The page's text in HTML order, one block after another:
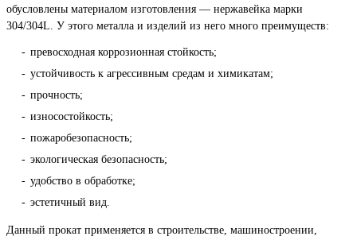
обусловлены материалом изготовления — нержавейка марки
304/304L. У этого металла и изделий из него много преимуществ:
превосходная коррозионная стойкость;
устойчивость к агрессивным средам и химикатам;
прочность;
износостойкость;
пожаробезопасность;
экологическая безопасность;
удобство в обработке;
эстетичный вид.
Данный прокат применяется в строительстве, машиностроении,